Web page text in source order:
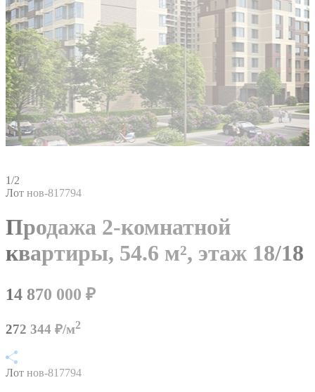
1/2
Лот нов-817794
Продажа 2-комнатной
квартиры, 54.6 м², этаж 18/18
14 870 000 ₽
272 344 ₽/м2
Лот нов-817794